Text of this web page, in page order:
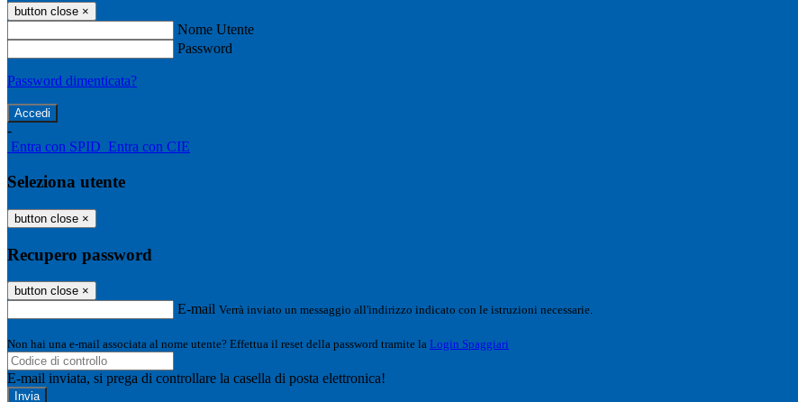
button close ×
Nome Utente
Password
Password dimenticata?
-
Entra con SPID Entra con CIE
Seleziona utente
button close ×
Recupero password
button close ×
E-mail Verrà inviato un messaggio all'indirizzo indicato con le istruzioni necessarie.
Non hai una e-mail associata al nome utente? Effettua il reset della password tramite la Login Spaggiari
E-mail inviata, si prega di controllare la casella di posta elettronica!